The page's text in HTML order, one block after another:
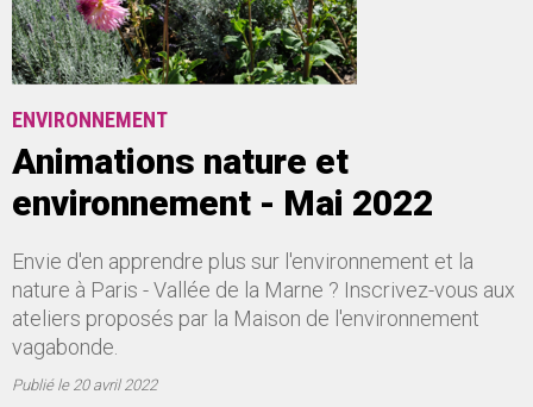
ENVIRONNEMENT
Animations nature et
environnement - Mai 2022
Envie d'en apprendre plus sur l'environnement et la
nature à Paris - Vallée de la Marne ? Inscrivez-vous aux
ateliers proposés par la Maison de l'environnement
vagabonde.
Publié le20 avril 2022